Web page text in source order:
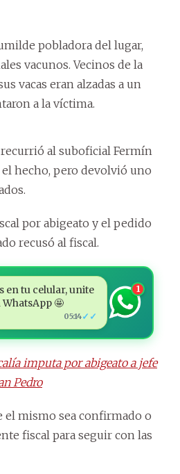
pobladora del lugar,
vacunos. Vecinos de la
vacas eran alzadas a un
a la víctima.
al suboficial Fermín
hecho, pero devolvió uno
por abigeato y el pedido
recusó al fiscal.
en tu celular, unite
🤩
05:14✓✓
1
imputa por abigeato a jefe
Pedro
el mismo sea confirmado o
fiscal para seguir con las